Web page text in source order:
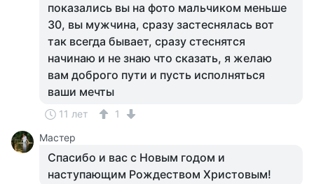
показались вы на фото мальчиком меньше
30, вы мужчина, сразу застеснялась вот
так всегда бывает, сразу стеснятся
начинаю и не знаю что сказать, я желаю
вам доброго пути и пусть исполняться
ваши мечты
11 лет
1
Мастер
Спасибо и вас с Новым годом и
наступающим Рождеством Христовым!